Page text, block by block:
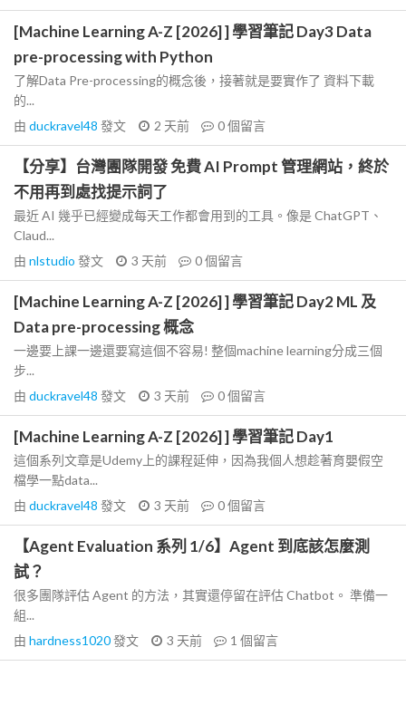
[Machine Learning A-Z [2026] ] 學習筆記 Day3 Data
pre-processing with Python
了解Data Pre-processing的概念後，接著就是要實作了 資料下載
的...
由 duckravel48 發文 2 天前 0個留言
【分享】台灣團隊開發 免費 AI Prompt 管理網站，終於
不用再到處找提示詞了
最近 AI 幾乎已經變成每天工作都會用到的工具。像是 ChatGPT、
Claud...
由 nlstudio 發文 3 天前 0個留言
[Machine Learning A-Z [2026] ] 學習筆記 Day2 ML 及
Data pre-processing 概念
一邊要上課一邊還要寫這個不容易! 整個machine learning分成三個
步...
由 duckravel48 發文 3 天前 0個留言
[Machine Learning A-Z [2026] ] 學習筆記 Day1
這個系列文章是Udemy上的課程延伸，因為我個人想趁著育嬰假空
檔學一點data...
由 duckravel48 發文 3 天前 0個留言
【Agent Evaluation 系列 1/6】Agent 到底該怎麼測
試？
很多團隊評估 Agent 的方法，其實還停留在評估 Chatbot。 準備一
組...
由 hardness1020發文 3 天前 1 個留言